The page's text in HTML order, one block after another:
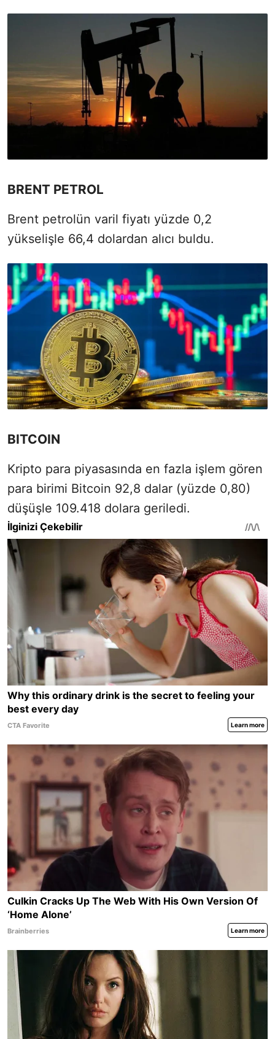
BRENT PETROL
Brent petrolün varil fiyatı yüzde 0,2
yükselişle 66,4 dolardan alıcı buldu.
BITCOIN
Kripto para piyasasında en fazla işlem gören
para birimi Bitcoin 92,8 dalar (yüzde 0,80)
düşüşle 109.418 dolara geriledi.